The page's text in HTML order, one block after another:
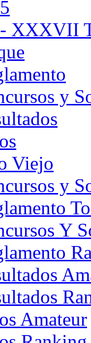
XXXVII
y
Viejo
y
Y
Amateur